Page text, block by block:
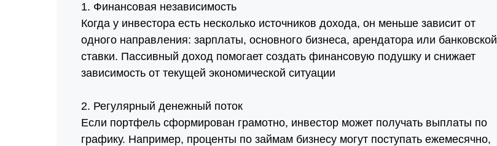
1. Финансовая независимость
Когда у инвестора есть несколько источников дохода, он меньше зависит от
одного направления: зарплаты, основного бизнеса, арендатора или банковской
ставки. Пассивный доход помогает создать финансовую подушку и снижает
зависимость от текущей экономической ситуации
2. Регулярный денежный поток
Если портфель сформирован грамотно, инвестор может получать выплаты по
графику. Например, проценты по займам бизнесу могут поступать ежемесячно,